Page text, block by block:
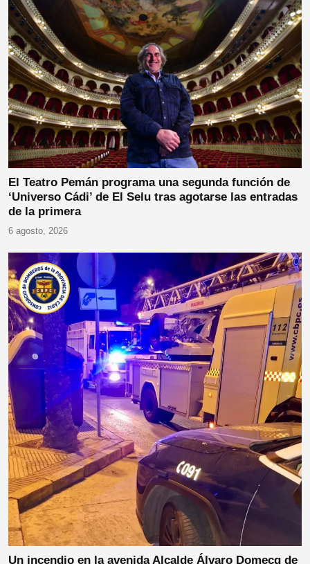
El Teatro Pemán programa una segunda función de
‘Universo Cádi’ de El Selu tras agotarse las entradas
de la primera
6 agosto, 2026
Un incendio en la avenida Alcalde Álvaro Domecq de